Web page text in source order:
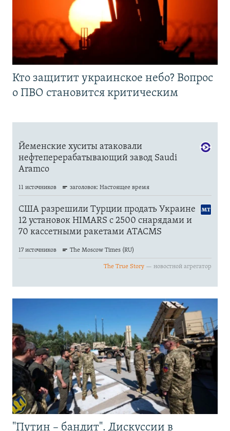
Кто защитит украинское небо? Вопрос
о ПВО становится критическим
"Путин – бандит". Дискуссии в